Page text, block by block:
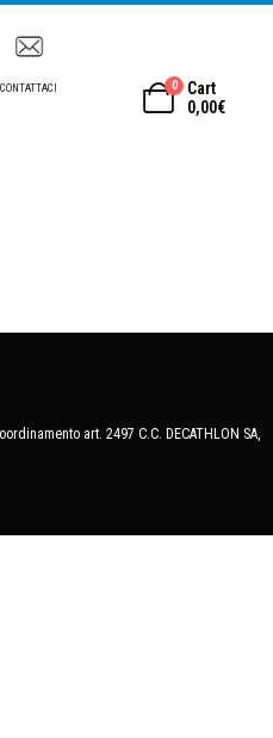
CONTATTACI 0
Cart
0,00€
art. 2497 C.C. DECATHLON SA,